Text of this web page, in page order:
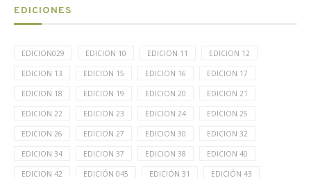
EDICIONES
EDICION029 EDICION 10 EDICION 11 EDICION 12
EDICION 13 EDICION 15 EDICION 16 EDICION 17
EDICION 18 EDICION 19 EDICION 20 EDICION 21
EDICION 22 EDICION 23 EDICION 24 EDICION 25
EDICION 26 EDICION 27 EDICION 30 EDICION 32
EDICION 34 EDICION 37 EDICION 38 EDICION 40
EDICION 42 EDICIÓN 045 EDICIÓN 31 EDICIÓN 43